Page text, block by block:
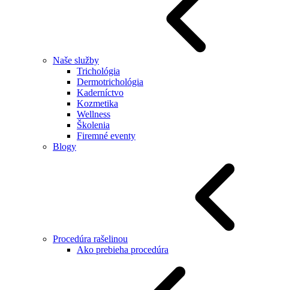
Naše služby
Trichológia
Dermotrichológia
Kaderníctvo
Kozmetika
Wellness
Školenia
Firemné eventy
Blogy
Procedúra rašelinou
Ako prebieha procedúra